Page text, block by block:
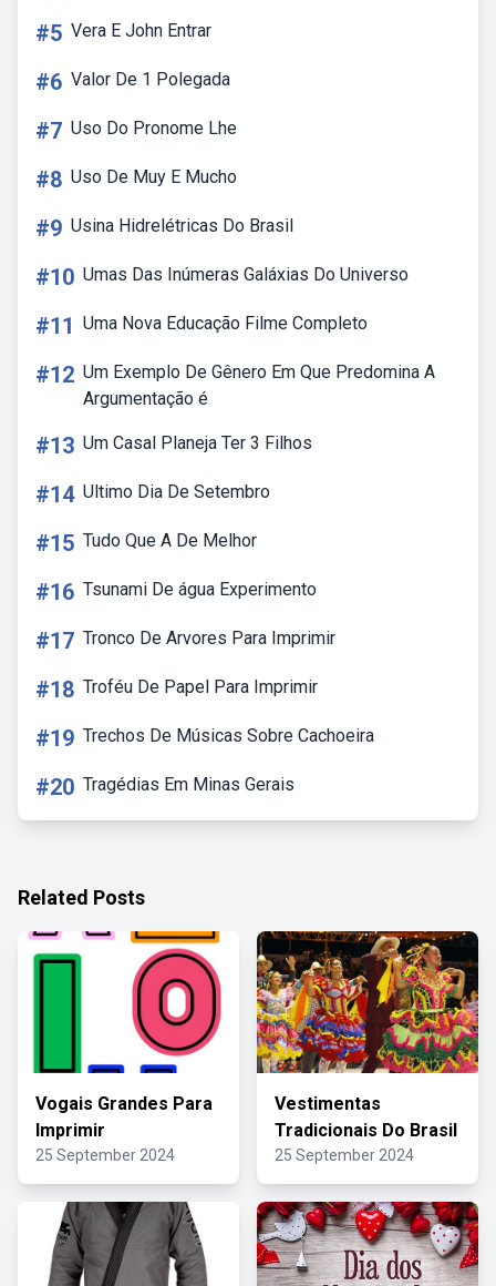
#5 Vera E John Entrar
#6 Valor De 1 Polegada
#7 Uso Do Pronome Lhe
#8 Uso De Muy E Mucho
#9 Usina Hidrelétricas Do Brasil
#10 Umas Das Inúmeras Galáxias Do Universo
#11 Uma Nova Educação Filme Completo
#12 Um Exemplo De Gênero Em Que Predomina A
Argumentação é
#13 Um Casal Planeja Ter 3 Filhos
#14 Ultimo Dia De Setembro
#15 Tudo Que A De Melhor
#16 Tsunami De água Experimento
#17 Tronco De Arvores Para Imprimir
#18 Troféu De Papel Para Imprimir
#19 Trechos De Músicas Sobre Cachoeira
#20 Tragédias Em Minas Gerais
Related Posts
Vogais Grandes Para
Imprimir
25 September 2024
Vestimentas
Tradicionais Do Brasil
25 September 2024